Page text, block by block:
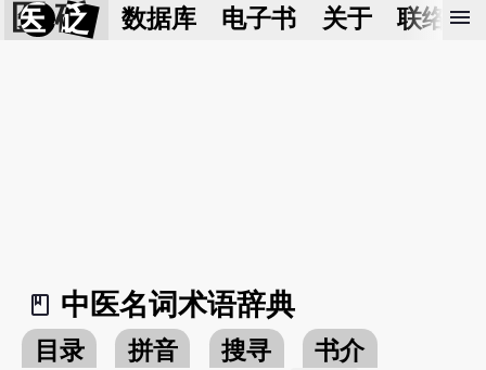
医 砭 数据库 电子书 关于 联络我
menu
book_2
中医名词术语辞典
目录 拼音 搜寻
书介